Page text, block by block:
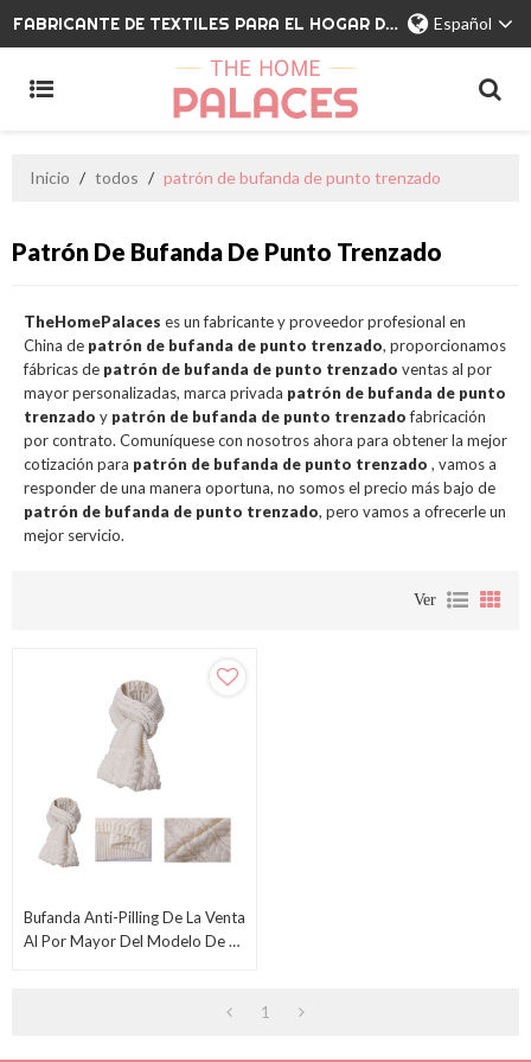
FABRICANTE DE TEXTILES PARA EL HOGAR DE MARCA PRIVADA Español
Inicio / todos / patrón de bufanda de punto trenzado
Patrón De Bufanda De Punto Trenzado
TheHomePalaces es un fabricante y proveedor profesional en
China de patrón de bufanda de punto trenzado, proporcionamos
fábricas de patrón de bufanda de punto trenzado ventas al por
mayor personalizadas, marca privada patrón de bufanda de punto
trenzado y patrón de bufanda de punto trenzadofabricación
por contrato. Comuníquese con nosotros ahora para obtener la mejor
cotización para patrón de bufanda de punto trenzado , vamos a
responder de una manera oportuna, no somos el precio más bajo de
patrón de bufanda de punto trenzado, pero vamos a ofrecerle un
mejor servicio.
Ver
Bufanda Anti-Pilling De La Venta
Al Por Mayor Del Modelo De La
1